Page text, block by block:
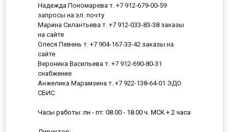
Надежда Пономарева т. +7 912-679-00-59
запросы на эл. почту
Марина Силантьева т. +7 912-033-83-38 заказы
на сайте
Олеся Певень т. +7 904-167-33-42 заказы на
сайте
Вероника Васильева т. +7 912-690-80-31
снабжение
Анжелика Марамзина т. +7 922-138-64-01 ЭДО
СБИС
Часы работы: пн - пт: 08.00 - 18.00 ч. МСК + 2 часа